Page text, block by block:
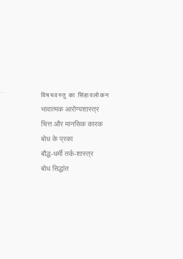
विषयवस्तु का सिंहावलोकन
भावात्मक आरोग्यशास्त्र
चित्त और मानसिक कारक
बोध के प्रका
बौद्ध-धर्मी तर्क-शास्त्र
बोध सिद्धांत